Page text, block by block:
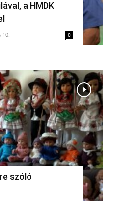
a HMDK
10. 0
szóló